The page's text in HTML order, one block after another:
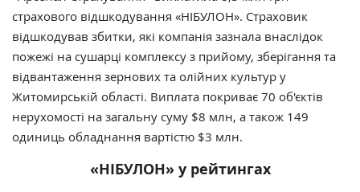
страхового відшкодування «НІБУЛОН». Страховик
відшкодував збитки, які компанія зазнала внаслідок
пожежі на сушарці комплексу з прийому, зберігання та
відвантаження зернових та олійних культур у
Житомирській області. Виплата покриває 70 об'єктів
нерухомості на загальну суму $8 млн, а також 149
одиниць обладнання вартістю $3 млн.
«НІБУЛОН» у рейтингах